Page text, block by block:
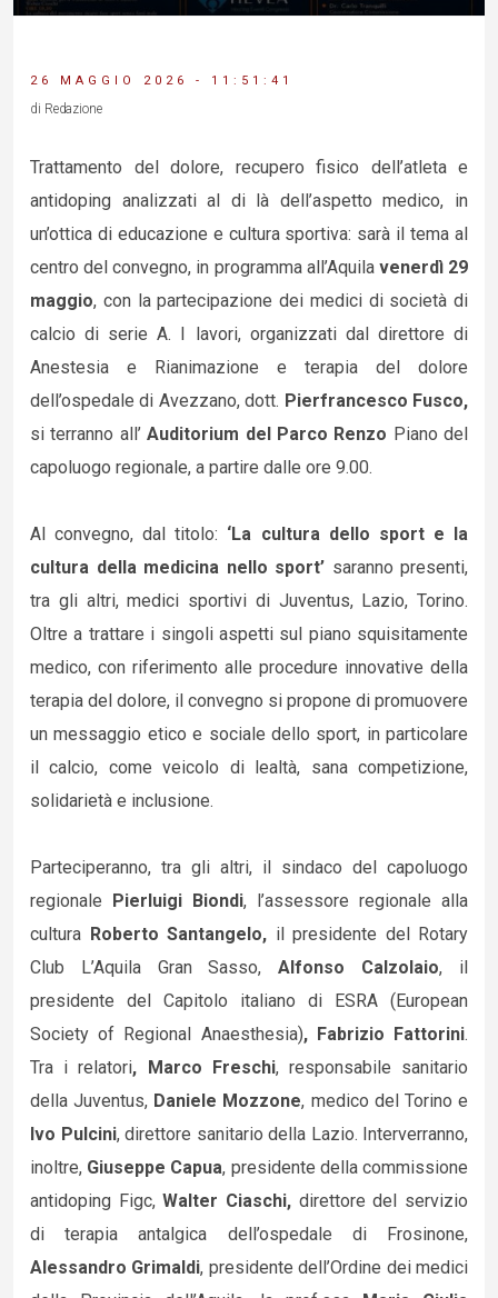
26 MAGGIO 2026 - 11:51:41
di Redazione
Trattamento del dolore, recupero fisico dell’atleta e
antidoping analizzati al di là dell’aspetto medico, in
un’ottica di educazione e cultura sportiva: sarà il tema al
centro del convegno, in programma all’Aquila venerdì 29
maggio, con la partecipazione dei medici di società di
calcio di serie A. I lavori, organizzati dal direttore di
Anestesia e Rianimazione e terapia del dolore
dell’ospedale di Avezzano, dott. Pierfrancesco Fusco,
si terranno all’Auditorium del Parco Renzo Piano del
capoluogo regionale, a partire dalle ore 9.00.
Al convegno, dal titolo: ‘La cultura dello sport e la
cultura della medicina nello sport’ saranno presenti,
tra gli altri, medici sportivi di Juventus, Lazio, Torino.
Oltre a trattare i singoli aspetti sul piano squisitamente
medico, con riferimento alle procedure innovative della
terapia del dolore, il convegno si propone di promuovere
un messaggio etico e sociale dello sport, in particolare
il calcio, come veicolo di lealtà, sana competizione,
solidarietà e inclusione.
Parteciperanno, tra gli altri, il sindaco del capoluogo
regionale Pierluigi Biondi, l’assessore regionale alla
cultura Roberto Santangelo, il presidente del Rotary
Club L’Aquila Gran Sasso,Alfonso Calzolaio, il
presidente del Capitolo italiano di ESRA (European
Society of Regional Anaesthesia), Fabrizio Fattorini.
Tra i relatori, Marco Freschi, responsabile sanitario
della Juventus, Daniele Mozzone, medico del Torino e
Ivo Pulcini, direttore sanitario della Lazio. Interverranno,
inoltre, Giuseppe Capua, presidente della commissione
antidoping Figc,Walter Ciaschi, direttore del servizio
di terapia antalgica dell’ospedale di Frosinone,
Alessandro Grimaldi, presidente dell’Ordine dei medici